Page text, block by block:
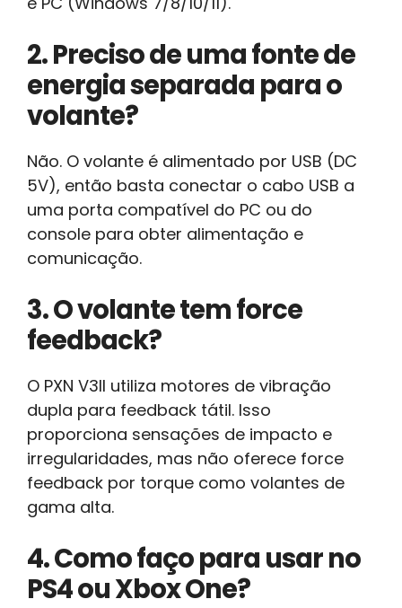
2. Preciso de uma fonte de
energia separada para o
volante?
Não. O volante é alimentado por USB (DC
5V), então basta conectar o cabo USB a
uma porta compatível do PC ou do
console para obter alimentação e
comunicação.
3. O volante tem force
feedback?
O PXN V3II utiliza motores de vibração
dupla para feedback tátil. Isso
proporciona sensações de impacto e
irregularidades, mas não oferece force
feedback por torque como volantes de
gama alta.
4. Como faço para usar no
PS4 ou Xbox One?